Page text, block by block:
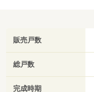
販売戸数
総戸数
完成時期